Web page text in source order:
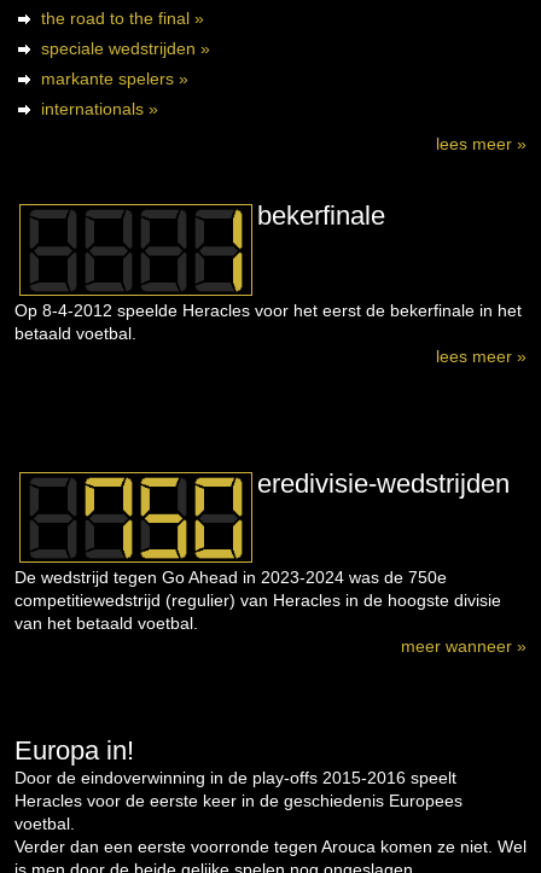
the road to the final »
speciale wedstrijden »
markante spelers »
internationals »
lees meer »
bekerfinale
Op 8-4-2012 speelde Heracles voor het eerst de bekerfinale in het
betaald voetbal.
lees meer »
eredivisie-wedstrijden
De wedstrijd tegen Go Ahead in 2023-2024 was de 750e
competitiewedstrijd (regulier) van Heracles in de hoogste divisie
van het betaald voetbal.
meer wanneer »
Europa in!
Door de eindoverwinning in de play-offs 2015-2016 speelt
Heracles voor de eerste keer in de geschiedenis Europees
voetbal.
Verder dan een eerste voorronde tegen Arouca komen ze niet. Wel